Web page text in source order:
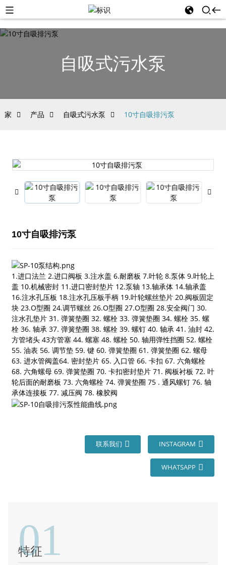
自吸式污水泵
家 产品 自吸式污水泵 10寸自吸排污泵
10寸自吸排污泵
1.进口法兰 2.进口阀板 3.注水盖 6.耐磨板 7.叶轮 8.泵体 9.叶轮上
盖 10.机械密封 11.进口密封垫片 12.泵轴 13.轴承体 14.轴承盖
16.注水孔压板 18.注水孔压板手柄 19.叶轮螺丝垫片 20.阀板固定
块 23.O型圈 24.调节螺丝 26.O型圈 27.O型圈 28.安全阀门 30.
注水孔垫片 31. 弹簧垫圈 32. 螺栓 33. 弹簧垫圈 34. 螺栓 35. 螺
栓 36. 轴承 37. 弹簧垫圈 38. 螺栓 39. 螺钉 40. 轴承 41. 油封 42.
方管堵头 43方管塞 44. 螺塞 48. 螺栓 50. 轴用弹性挡圈 52. 螺栓
55. 油表 56. 调节垫 59. 键 60. 弹簧垫圈 61. 弹簧垫圈 62. 螺母
63. 进水管阀盖64. 密封垫片 65. 入口管 66. 卡扣 67. 六角螺栓
68. 六角螺母 69. 弹簧垫圈 70. 卡扣密封垫片 71. 阀板衬板 72. 叶
轮后面的耐磨板 73. 六角螺栓 74. 弹簧垫圈 75 . 通风螺钉 76. 轴
承体连接板 77. 减压阀 78. 橡胶阀
联系我们 INSTAGRAM
WHATSAPP
01
特征